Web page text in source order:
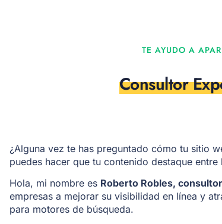
TE AYUDO A
Consultor
¿Alguna vez te has preguntado cómo tu sitio
puedes hacer que tu contenido destaque entre
Hola, mi nombre es Roberto Robles,
empresas a mejorar su visibilidad en línea y
para motores de búsqueda.